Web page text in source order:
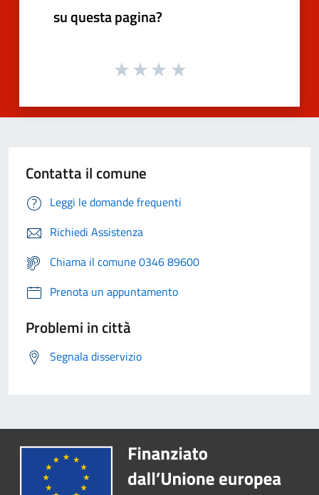
su questa pagina?
Contatta il comune
Leggi le domande frequenti
Richiedi Assistenza
Chiama il comune 0346 89600
Prenota un appuntamento
Problemi in città
Segnala disservizio